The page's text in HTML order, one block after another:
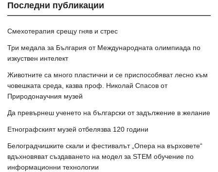
Последни публикации
Смехотерапия срещу гняв и стрес
Три медала за България от Международната олимпиада по
изкуствен интелект
Животните са много пластични и се приспособяват лесно към
човешката среда, казва проф. Николай Спасов от
Природонаучния музей
Да превърнеш ученето на български от задължение в желание
Етнографският музей отбелязва 120 години
Белоградчишките скали и фестивалът „Опера на върховете“
вдъхновяват създаването на модел за STEM обучение по
информационни технологии